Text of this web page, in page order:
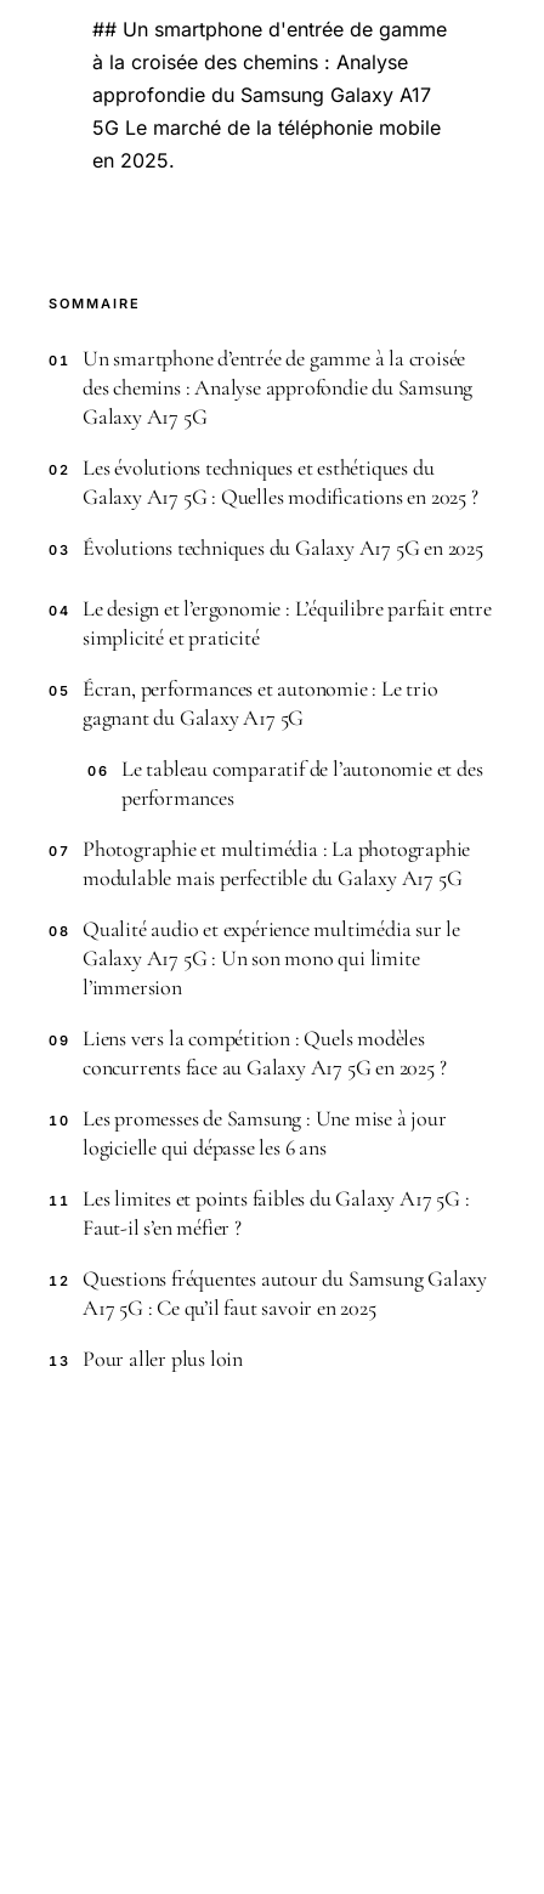
## Un smartphone d'entrée de gamme
à la croisée des chemins : Analyse
approfondie du Samsung Galaxy A17
5G Le marché de la téléphonie mobile
en 2025.
SOMMAIRE
01
Un smartphone d’entrée de gamme à la croisée
des chemins : Analyse approfondie du Samsung
Galaxy A17 5G
02
Les évolutions techniques et esthétiques du
Galaxy A17 5G : Quelles modifications en 2025 ?
03 Évolutions techniques du Galaxy A17 5G en 2025
04
Le design et l’ergonomie : L’équilibre parfait entre
simplicité et praticité
05
Écran, performances et autonomie : Le trio
gagnant du Galaxy A17 5G
06
Le tableau comparatif de l’autonomie et des
performances
07
Photographie et multimédia : La photographie
modulable mais perfectible du Galaxy A17 5G
08
Qualité audio et expérience multimédia sur le
Galaxy A17 5G : Un son mono qui limite
l’immersion
09
Liens vers la compétition : Quels modèles
concurrents face au Galaxy A17 5G en 2025 ?
10
Les promesses de Samsung : Une mise à jour
logicielle qui dépasse les 6 ans
11
Les limites et points faibles du Galaxy A17 5G :
Faut-il s’en méfier ?
12
Questions fréquentes autour du Samsung Galaxy
A17 5G : Ce qu’il faut savoir en 2025
13 Pour aller plus loin